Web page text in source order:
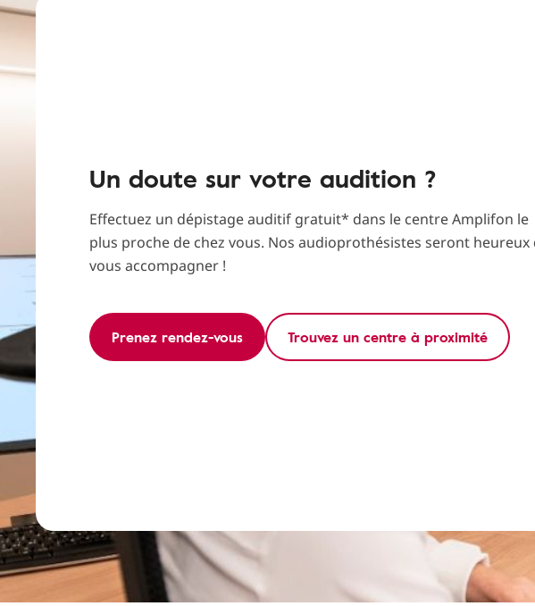
Un doute sur votre audition ?
Effectuez un dépistage auditif gratuit* dans le centre Amplifon le
plus proche de chez vous. Nos audioprothésistes seront heureux
vous accompagner !
Prenez rendez-vous Trouvez un centre à proximité